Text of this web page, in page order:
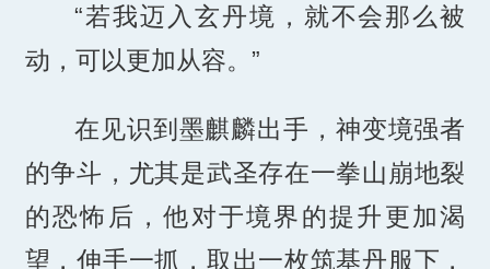
“若我迈入玄丹境，就不会那么被
动，可以更加从容。”
在见识到墨麒麟出手，神变境强者
的争斗，尤其是武圣存在一拳山崩地裂
的恐怖后，他对于境界的提升更加渴
望，伸手一抓，取出一枚筑基丹服下，